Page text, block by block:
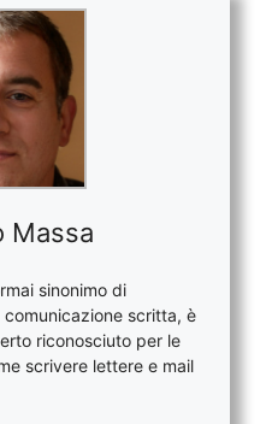
Massa
sinonimo di
scritta, è
riconosciuto per le
scrivere lettere e mail